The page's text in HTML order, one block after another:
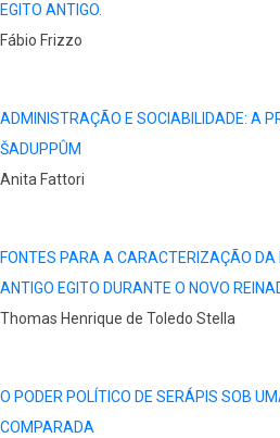
EGITO ANTIGO.
Fábio Frizzo
ADMINISTRAÇÃO E SOCIABILIDADE: A
ŠADUPPÛM
Anita Fattori
FONTES PARA A CARACTERIZAÇÃO
ANTIGO EGITO DURANTE O NOVO
Thomas Henrique de Toledo Stella
O PODER POLÍTICO DE SERÁPIS SOB
COMPARADA